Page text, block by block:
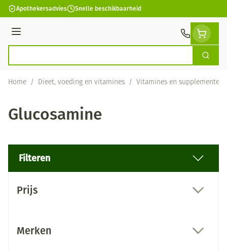
Ga naar de inhoud
Apothekersadvies Snelle beschikbaarheid
Menu
Zoek
Home / Dieet, voeding en vitamines / Vitamines en supplementen
Glucosamine
Filteren
Prijs
Merken